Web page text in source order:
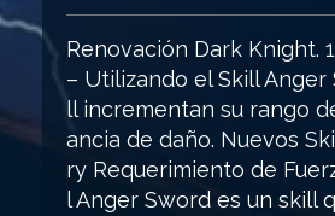
Renovación Dark Knight.
– Utilizando el Skill Anger
ll incrementan su rango
ancia de daño. Nuevos
ry Requerimiento de
l Anger Sword es un skill